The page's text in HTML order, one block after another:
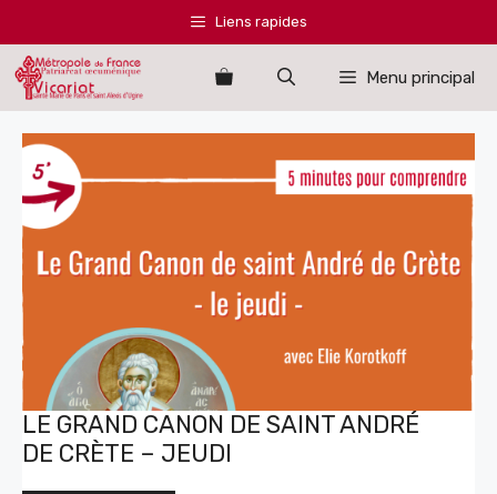
au
contenu
Liens rapides
Menu principal
LE GRAND CANON DE SAINT ANDRÉ
DE CRÈTE – JEUDI